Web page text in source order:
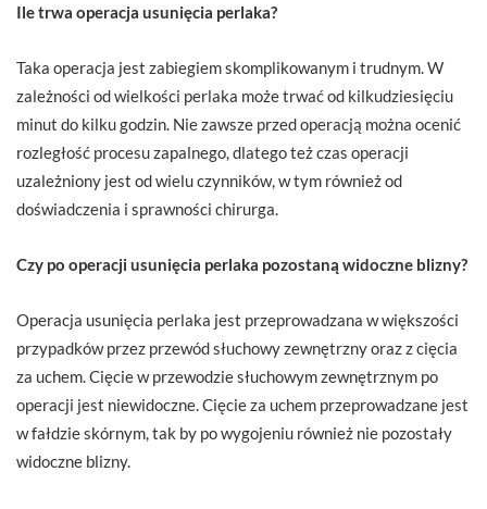
Ile trwa operacja usunięcia perlaka?
Taka operacja jest zabiegiem skomplikowanym i trudnym. W
zależności od wielkości perlaka może trwać od kilkudziesięciu
minut do kilku godzin. Nie zawsze przed operacją można ocenić
rozległość procesu zapalnego, dlatego też czas operacji
uzależniony jest od wielu czynników, w tym również od
doświadczenia i sprawności chirurga.
Czy po operacji usunięcia perlaka pozostaną widoczne blizny?
Operacja usunięcia perlaka jest przeprowadzana w większości
przypadków przez przewód słuchowy zewnętrzny oraz z cięcia
za uchem. Cięcie w przewodzie słuchowym zewnętrznym po
operacji jest niewidoczne. Cięcie za uchem przeprowadzane jest
w fałdzie skórnym, tak by po wygojeniu również nie pozostały
widoczne blizny.